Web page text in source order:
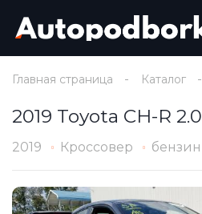
Главная страница Каталог
2019 Toyota CH-R 2.0
2019 Кроссовер бензин